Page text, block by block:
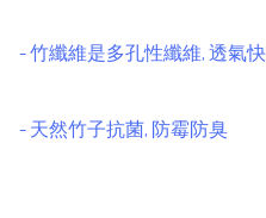
- 竹纖維是多孔性纖維, 透氣
- 天然竹子抗菌, 防霉防臭